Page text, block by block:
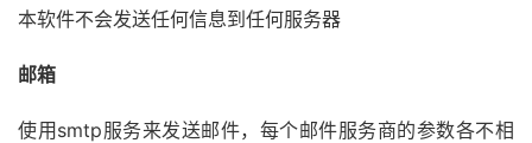
本软件不会发送任何信息到任何服务器
邮箱
使用smtp服务来发送邮件，每个邮件服务商的参数各不相